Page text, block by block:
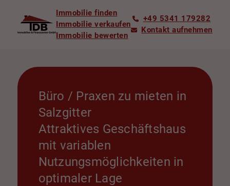
Immobilie finden
Immobilie verkaufen
Immobilie bewerten
+49 5341 179282
Kontakt aufnehmen
Büro / Praxen zu mieten in
Salzgitter
Attraktives Geschäftshaus
mit variablen
Nutzungsmöglichkeiten in
optimaler Lage